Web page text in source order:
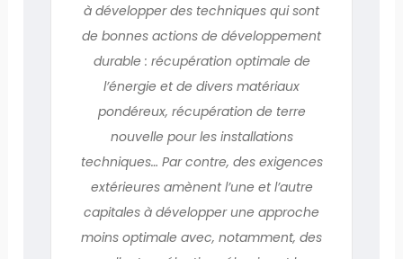
à développer des techniques qui sont
de bonnes actions de développement
durable : récupération optimale de
l’énergie et de divers matériaux
pondéreux, récupération de terre
nouvelle pour les installations
techniques… Par contre, des exigences
extérieures amènent l’une et l’autre
capitales à développer une approche
moins optimale avec, notamment, des